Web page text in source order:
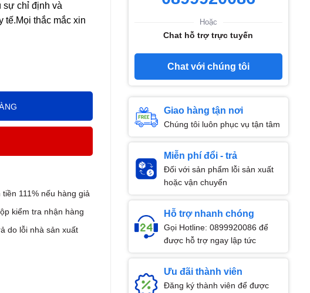
Hoặc
Chat hỗ trợ trực tuyến
Chat với chúng tôi
Giao hàng tận nơi
Chúng tôi luôn phục vụ tận tâm
Miễn phí đổi - trả
Đối với sản phẩm lỗi sản xuất
hoặc vận chuyển
Hỗ trợ nhanh chóng
Gọi Hotline: 0899920086 để
được hỗ trợ ngay lập tức
Ưu đãi thành viên
Đăng ký thành viên để được
- Mua 2 hộp tặng ngay 1 hộp 40 viên số lượng
sự chỉ định và
tế.Mọi thắc mắc xin
tiền 111% nếu hàng giả
kiểm tra nhận hàng
do lỗi nhà sản xuất